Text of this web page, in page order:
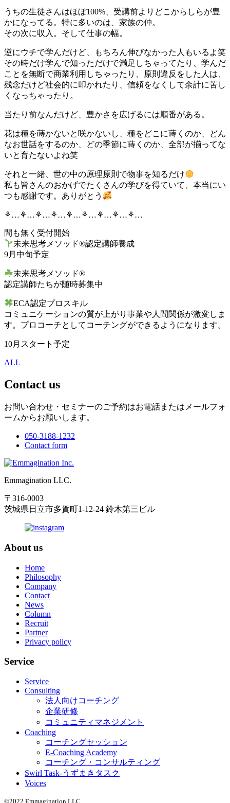
うちの生徒さんはほぼ100%、受講前よりどこからしらが豊
かになってる。特に多いのは、家族の仲。
その次に収入。そして仕事の幅。
逆にウチで学んだけど、もちろん伸びなかった人もいるよ笑
その時だけ学んで知っただけで満足しちゃってたり、学んだ
ことを無断で商業利用しちゃったり、原則違反をした人は、
残念だけど社会的に叩かれたり、信頼をなくして余計に苦し
くなっちゃったり。
当たり前なんだけど、豊かさを広げるには順番がある。
花は種を蒔かないと咲かないし、種をどこに蒔くのか、どん
なお世話をするのか、どの季節に蒔くのか、全部が揃ってな
いと育たないよね笑
それと一緒、世の中の原理原則で物事を知るだけ
私も皆さんのおかげでたくさんの学びを得ていて、本当にい
つも感謝です。ありがとう
⚘…⚘…⚘…⚘…⚘…⚘…⚘…⚘…⚘…
間も無く受付開始
未来思考メソッド®︎認定講師養成
9月中旬予定
未来思考メソッド®︎
認定講師たちが随時募集中
ECA認定プロスキル
コミュニケーションの質が上がり事業や人間関係が激変しま
す。プロコーチとしてコーチングができるようになります。
10月スタート予定
ALL
Contact us
お問い合わせ・セミナーのご予約はお電話またはメールフォ
ームからお願いします。
050-3188-1232
Contact form
Emmagination LLC.
〒316-0003
茨城県日立市多賀町1-12-24 鈴木第三ビル
About us
Home
Philosophy
Company
Contact
News
Column
Recruit
Partner
Privacy policy
Service
Service
Consulting
法人向けコーチング
企業研修
コミュニティマネジメント
Coaching
コーチングセッション
E-Coaching Academy
コーチング・コンサルティング
Swirl Task-うずまきタスク
Voices
©2022 Emmagination LLC.